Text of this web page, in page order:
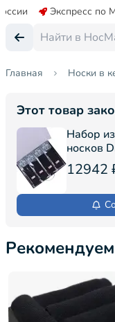
Экспресс по
Главная Носки в
Этот товар
Набор
носков
12942